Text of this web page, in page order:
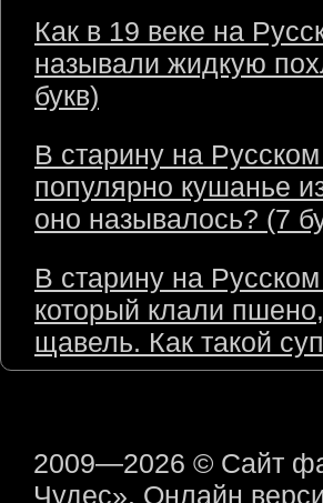
Как в 19 веке на
называли жидкую
букв)
В старину на
популярно кушанье
оно называлось? (7
В старину на
который клали
щавель. Как такой
2009—2026 © Сайт
Чудес». Онлайн